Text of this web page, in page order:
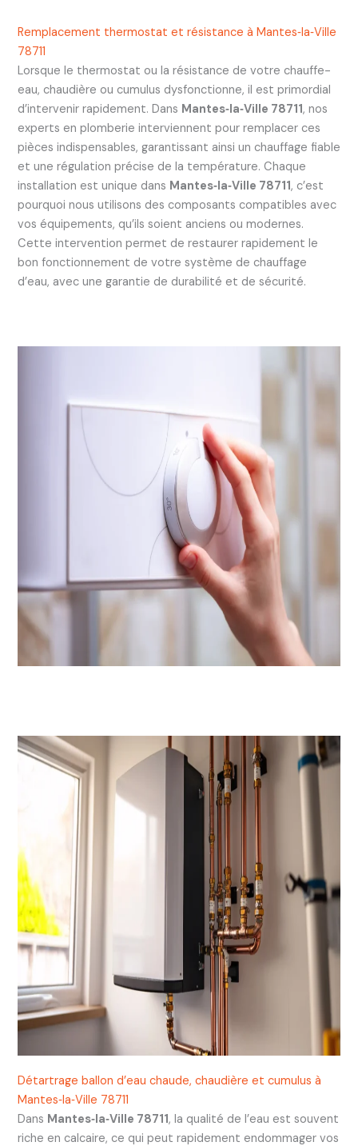
Remplacement thermostat et résistance à Mantes‑la‑Ville
78711
Lorsque le thermostat ou la résistance de votre chauffe-
eau, chaudière ou cumulus dysfonctionne, il est primordial
d’intervenir rapidement. Dans Mantes‑la‑Ville 78711, nos
experts en plomberie interviennent pour remplacer ces
pièces indispensables, garantissant ainsi un chauffage fiable
et une régulation précise de la température. Chaque
installation est unique dans Mantes‑la‑Ville 78711, c’est
pourquoi nous utilisons des composants compatibles avec
vos équipements, qu’ils soient anciens ou modernes.
Cette intervention permet de restaurer rapidement le
bon fonctionnement de votre système de chauffage
d’eau, avec une garantie de durabilité et de sécurité.
Détartrage ballon d’eau chaude, chaudière et cumulus à
Mantes‑la‑Ville 78711
Dans Mantes‑la‑Ville 78711, la qualité de l’eau est souvent
riche en calcaire, ce qui peut rapidement endommager vos